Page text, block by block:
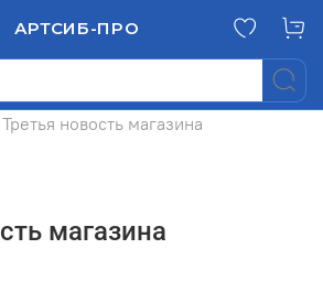
АРТСИБ-ПРО
Третья новость магазина
магазина